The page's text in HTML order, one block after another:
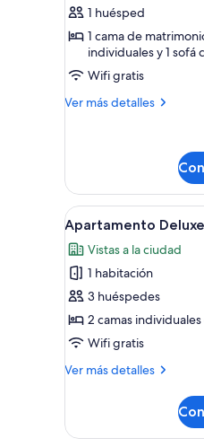
de
Estudio
1 huésped
1 cama de
individuales y 1 sofá
Wifi gratis
Ver más detalles
Más
Abrir
todas
las
fotos
de
Apartamento
Deluxe,
habitación
7
Apartamento
Vistas a la ciudad
1 habitación
3 huéspedes
2 camas
Wifi gratis
Ver más detalles
Más
Deluxe,